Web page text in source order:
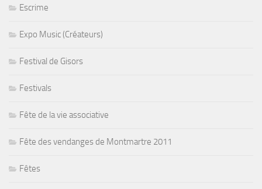
Escrime
Expo Music (Créateurs)
Festival de Gisors
Festivals
Fête de la vie associative
Fête des vendanges de Montmartre 2011
Fêtes